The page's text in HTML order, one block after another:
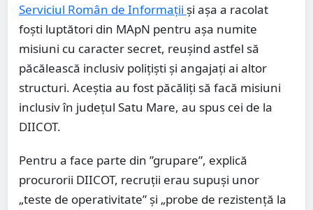
Serviciul Român de Informații și așa a racolat
foşti luptători din MApN pentru așa numite
misiuni cu caracter secret, reușind astfel să
păcălească inclusiv polițiști și angajați ai altor
structuri. Aceștia au fost păcăliți să facă misiuni
inclusiv în județul Satu Mare, au spus cei de la
DIICOT.
Pentru a face parte din ”grupare”, explică
procurorii DIICOT, recruții erau supuși unor
„teste de operativitate” și „probe de rezistență la